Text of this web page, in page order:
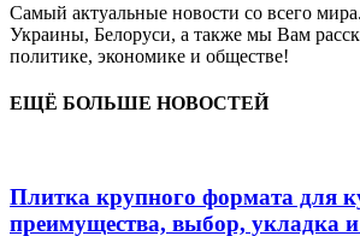
Самый актуальные новости со всего
Украины, Белоруси, а также мы Вам
политике, экономике и обществе!
ЕЩЁ БОЛЬШЕ НОВОСТЕЙ
Плитка крупного формата для
преимущества, выбор, укладка и